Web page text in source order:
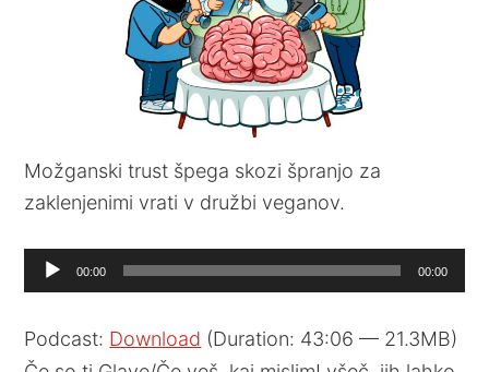
Možganski trust špega skozi špranjo za
zaklenjenimi vrati v družbi veganov.
Audio
Player
00:00 00:00
Podcast: Download (Duration: 43:06 — 21.3MB)